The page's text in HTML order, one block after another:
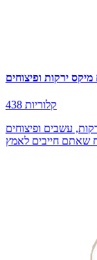
ירקות ופיצוחים
438 קלוריות
עשבים ופיצוחים
שאתם חייבים לאמץ